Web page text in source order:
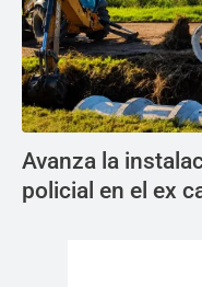
Avanza la
policial en el ex